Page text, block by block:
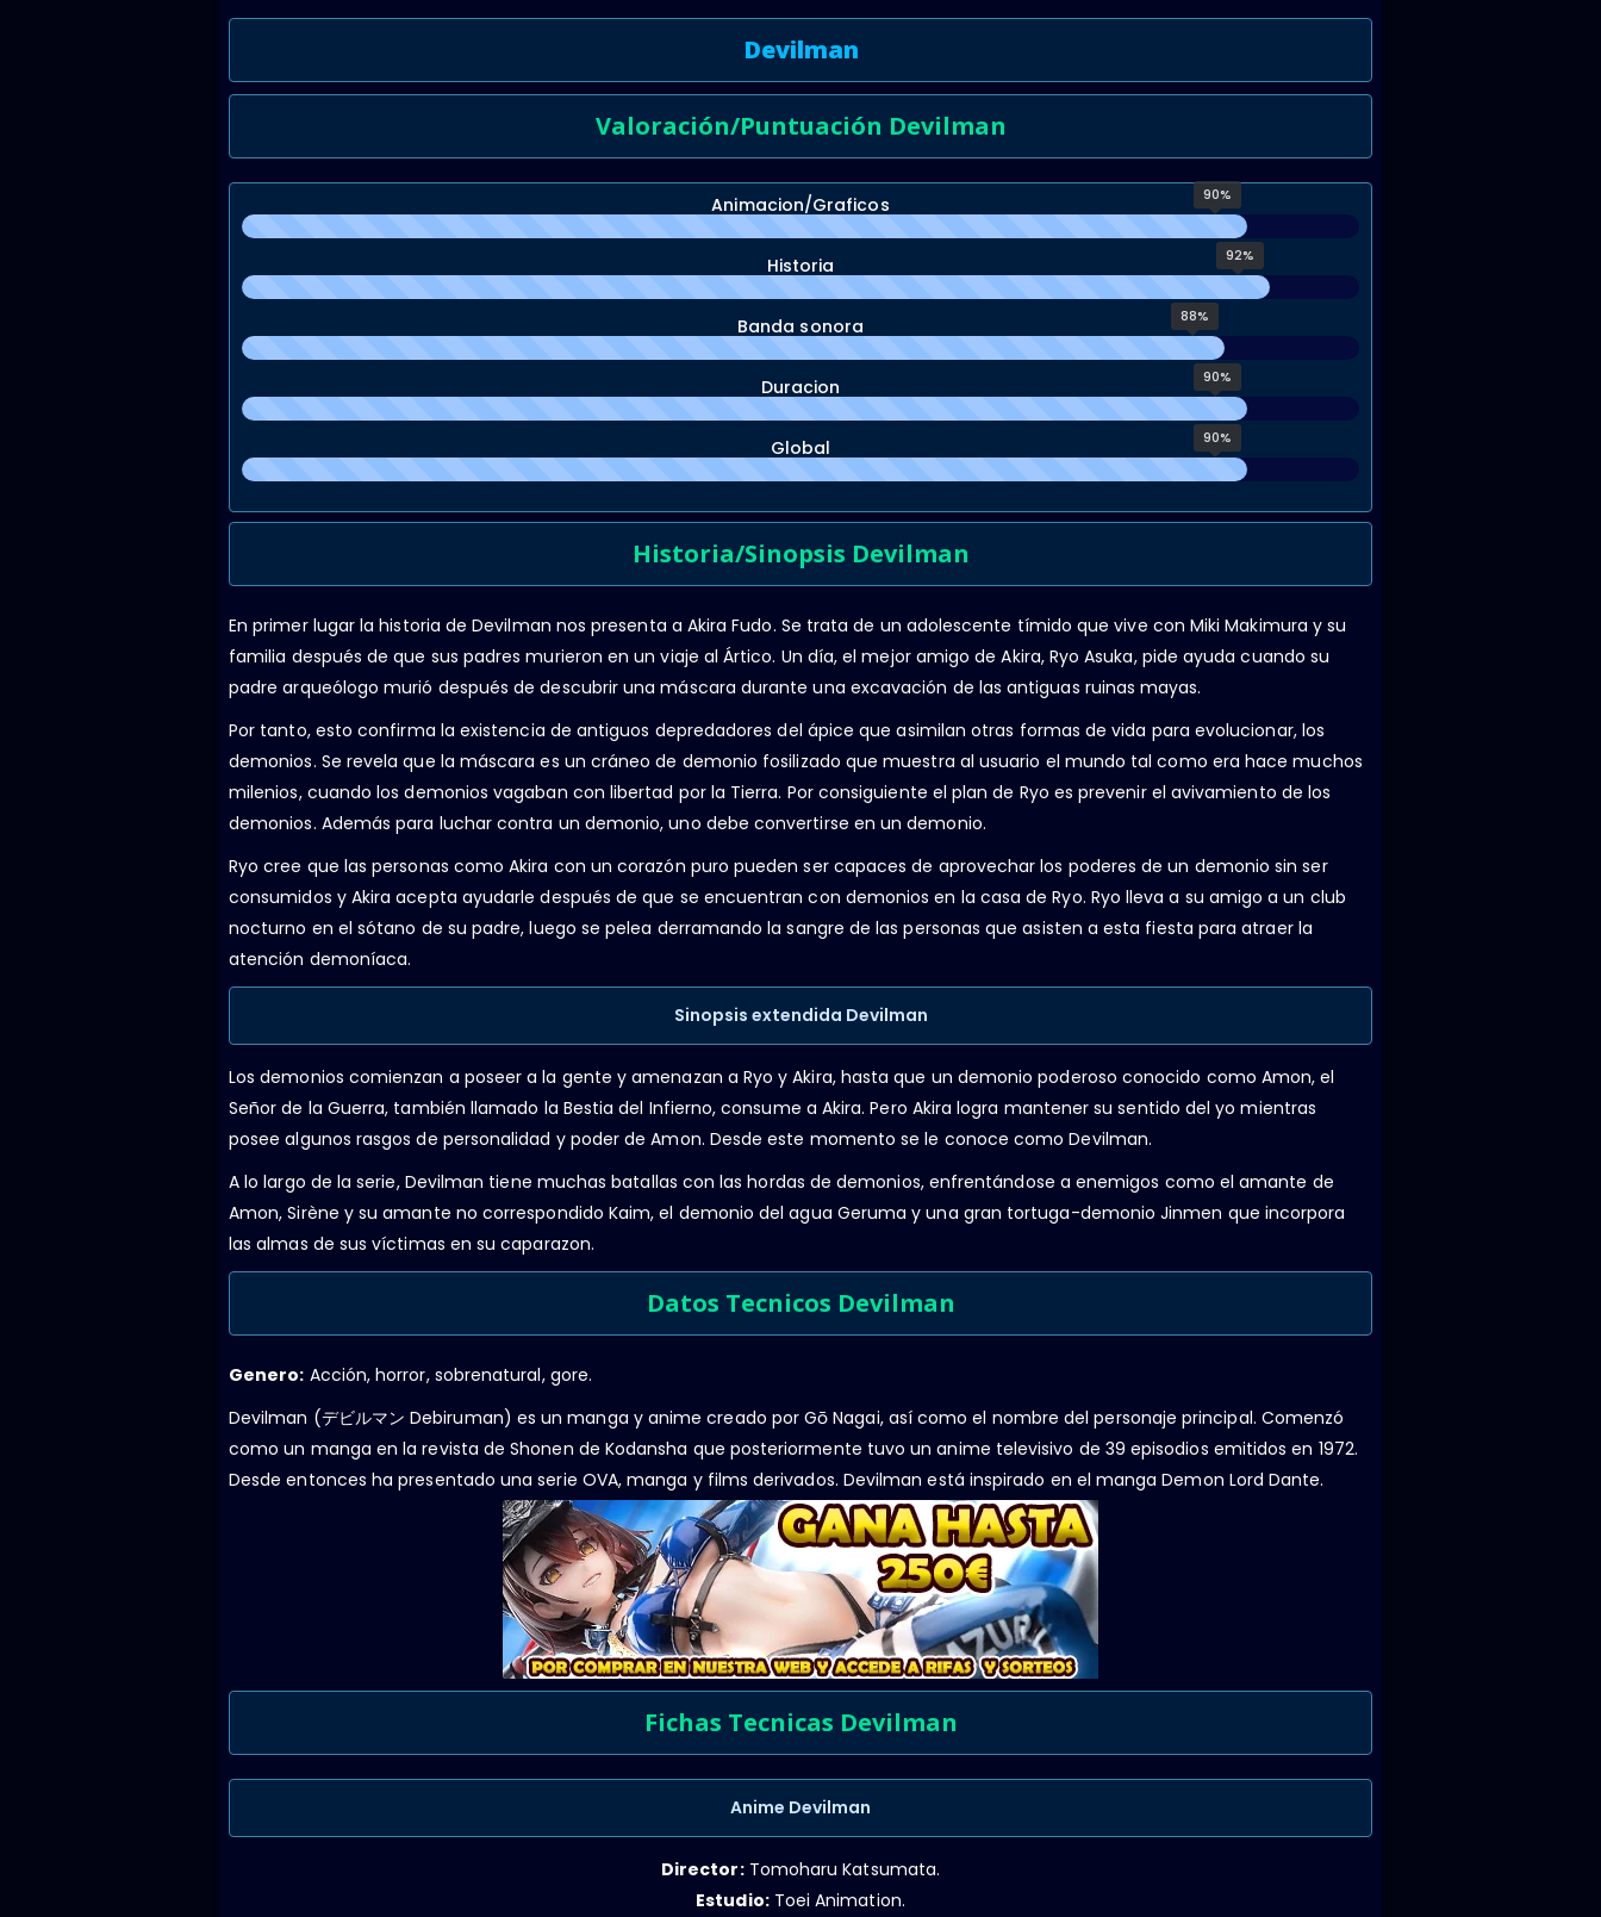
Devilman
Valoración/Puntuación Devilman
Animacion/Graficos 90%
Historia 92%
Banda sonora 88%
Duracion 90%
Global 90%
Historia/Sinopsis Devilman
En primer lugar la historia de Devilman nos presenta a Akira Fudo. Se trata de un adolescente tímido que vive con Miki Makimura y su
familia después de que sus padres murieron en un viaje al Ártico. Un día, el mejor amigo de Akira, Ryo Asuka, pide ayuda cuando su
padre arqueólogo murió después de descubrir una máscara durante una excavación de las antiguas ruinas mayas.
Por tanto, esto confirma la existencia de antiguos depredadores del ápice que asimilan otras formas de vida para evolucionar, los
demonios. Se revela que la máscara es un cráneo de demonio fosilizado que muestra al usuario el mundo tal como era hace muchos
milenios, cuando los demonios vagaban con libertad por la Tierra. Por consiguiente el plan de Ryo es prevenir el avivamiento de los
demonios. Además para luchar contra un demonio, uno debe convertirse en un demonio.
Ryo cree que las personas como Akira con un corazón puro pueden ser capaces de aprovechar los poderes de un demonio sin ser
consumidos y Akira acepta ayudarle después de que se encuentran con demonios en la casa de Ryo. Ryo lleva a su amigo a un club
nocturno en el sótano de su padre, luego se pelea derramando la sangre de las personas que asisten a esta fiesta para atraer la
atención demoníaca.
Sinopsis extendida Devilman
Los demonios comienzan a poseer a la gente y amenazan a Ryo y Akira, hasta que un demonio poderoso conocido como Amon, el
Señor de la Guerra, también llamado la Bestia del Infierno, consume a Akira. Pero Akira logra mantener su sentido del yo mientras
posee algunos rasgos de personalidad y poder de Amon. Desde este momento se le conoce como Devilman.
A lo largo de la serie, Devilman tiene muchas batallas con las hordas de demonios, enfrentándose a enemigos como el amante de
Amon, Sirène y su amante no correspondido Kaim, el demonio del agua Geruma y una gran tortuga-demonio Jinmen que incorpora
las almas de sus víctimas en su caparazon.
Datos Tecnicos Devilman
Genero: Acción, horror, sobrenatural, gore.
Devilman (デビルマン Debiruman) es un manga y anime creado por Gō Nagai, así como el nombre del personaje principal. Comenzó
como un manga en la revista de Shonen de Kodansha que posteriormente tuvo un anime televisivo de 39 episodios emitidos en 1972.
Desde entonces ha presentado una serie OVA, manga y films derivados. Devilman está inspirado en el manga Demon Lord Dante.
Fichas Tecnicas Devilman
Anime Devilman
Director:Tomoharu Katsumata.
Estudio:Toei Animation.